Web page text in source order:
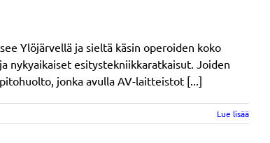
Ylöjärvellä ja sieltä käsin operoiden koko
nykyaikaiset esitystekniikkaratkaisut. Joiden
jonka avulla AV-laitteistot [...]
Lue lisää